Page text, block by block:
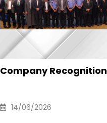
Company Recognition
14/06/2026